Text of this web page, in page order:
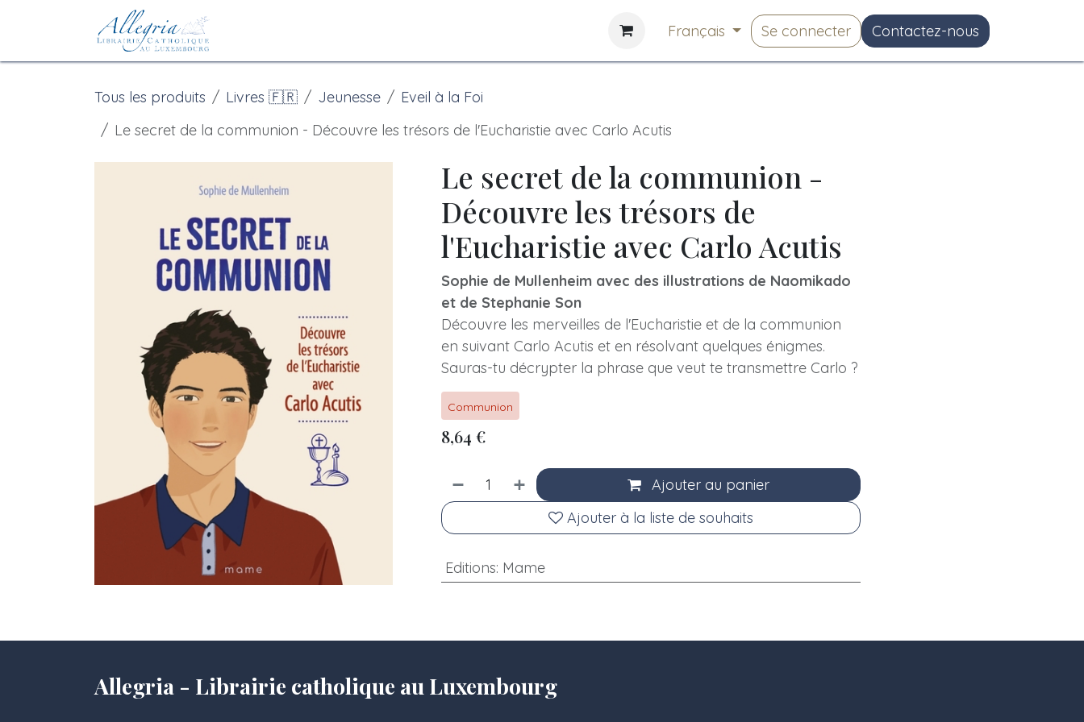
Se rendre au contenu
Français Se connecter Contactez-nous
Tous les produits Livres 🇫🇷 Jeunesse
Eveil à la Foi
Le secret de la communion - Découvre les trésors de l'Eucharistie avec Carlo Acutis
Le secret de la communion -
Découvre les trésors de
l'Eucharistie avec Carlo Acutis
Sophie de Mullenheim avec des illustrations de Naomikado
et de Stephanie Son
Découvre les merveilles de l'Eucharistie et de la communion
en suivant Carlo Acutis et en résolvant quelques énigmes.
Sauras-tu décrypter la phrase que veut te transmettre Carlo ?
Communion
8,64 €
Ajouter au panier
Ajouter à la liste de souhaits
Editions: Mame
Allegria - Librairie catholique au Luxembourg